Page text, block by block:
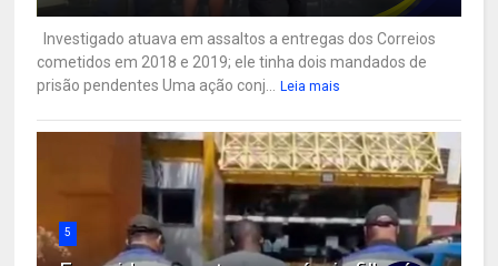
Investigado atuava em assaltos a entregas dos Correios
cometidos em 2018 e 2019; ele tinha dois mandados de
prisão pendentes Uma ação conj...
Leia mais
5